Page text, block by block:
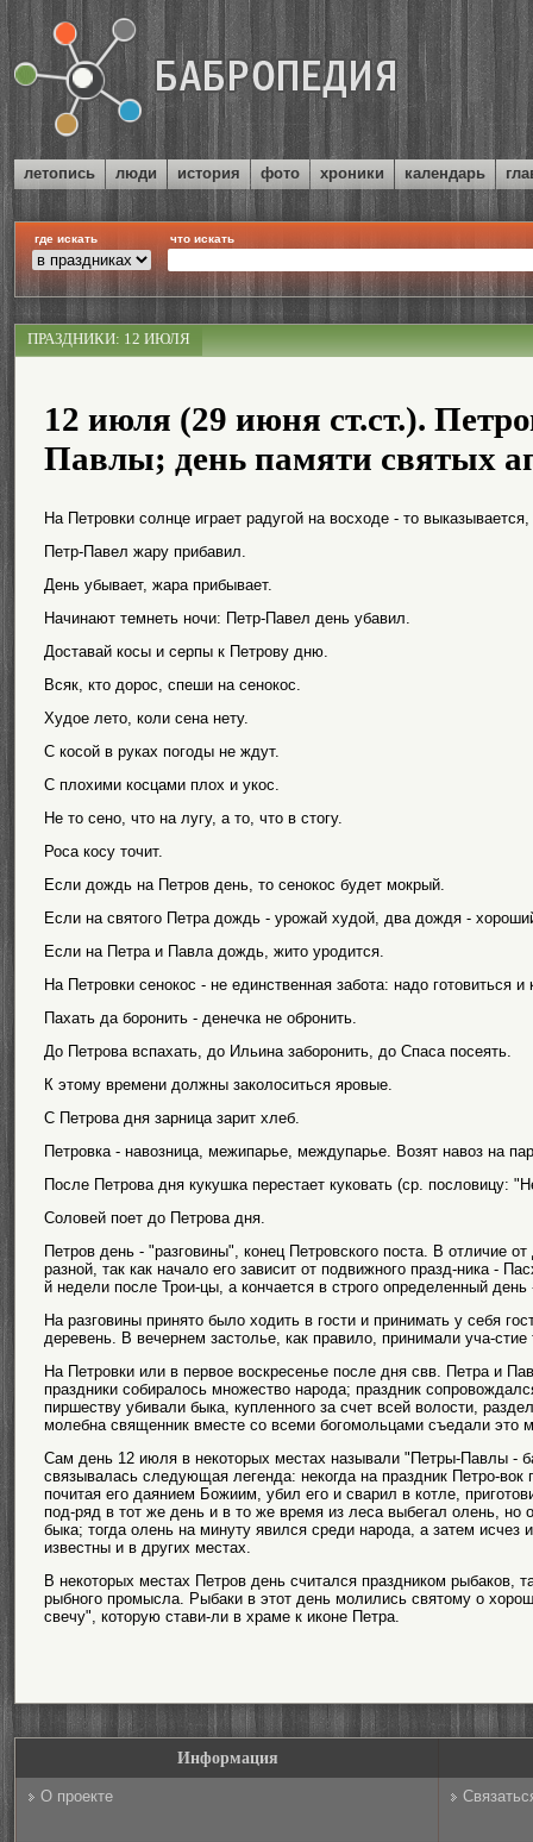
летопись люди история фото хроники календарь
где искать что искать
ПРАЗДНИКИ: 12 ИЮЛЯ
12 июля (29 июня ст.ст.).
Павлы; день памяти святых
На Петровки солнце играет радугой на восходе - то
Петр-Павел жару прибавил.
День убывает, жара прибывает.
Начинают темнеть ночи: Петр-Павел день убавил.
Доставай косы и серпы к Петрову дню.
Всяк, кто дорос, спеши на сенокос.
Худое лето, коли сена нету.
С косой в руках погоды не ждут.
С плохими косцами плох и укос.
Не то сено, что на лугу, а то, что в стогу.
Роса косу точит.
Если дождь на Петров день, то сенокос будет мокрый.
Если на святого Петра дождь - урожай худой, два дождя -
Если на Петра и Павла дождь, жито уродится.
На Петровки сенокос - не единственная забота: надо готовиться
Пахать да боронить - денечка не обронить.
До Петрова вспахать, до Ильина заборонить, до Спаса посеять.
К этому времени должны заколоситься яровые.
С Петрова дня зарница зарит хлеб.
Петровка - навозница, межипарье, междупарье. Возят навоз на
После Петрова дня кукушка перестает куковать (ср. пословицу:
Соловей поет до Петрова дня.
Петров день - "разговины", конец Петровского поста. В отличие
разной, так как начало его зависит от подвижного празд-ника -
й недели после Трои-цы, а кончается в строго определенный
На разговины принято было ходить в гости и принимать у себя
деревень. В вечернем застолье, как правило, принимали уча-
На Петровки или в первое воскресенье после дня свв. Петра и
праздники собиралось множество народа; праздник
пиршеству убивали быка, купленного за счет всей волости,
молебна священник вместе со всеми богомольцами съедали это
Сам день 12 июля в некоторых местах называли "Петры-Павлы -
связывалась следующая легенда: некогда на праздник Петро-
почитая его даянием Божиим, убил его и сварил в котле,
под-ряд в тот же день и в то же время из леса выбегал олень, но
быка; тогда олень на минуту явился среди народа, а затем
известны и в других местах.
В некоторых местах Петров день считался праздником рыбаков,
рыбного промысла. Рыбаки в этот день молились святому о
свечу", которую стави-ли в храме к иконе Петра.
Информация
О проекте